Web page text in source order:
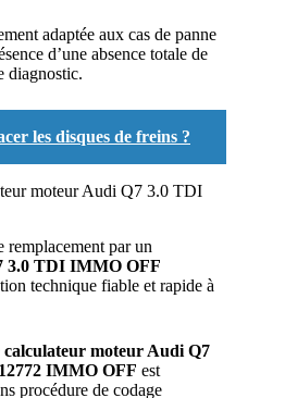
adaptée aux cas de panne
d’une absence totale de
diagnostic.
les disques de freins ?
moteur Audi Q7 3.0 TDI
remplacement par un
3.0 TDI IMMO OFF
technique fiable et rapide à
calculateur moteur Audi Q7
IMMO OFF est
procédure de codage